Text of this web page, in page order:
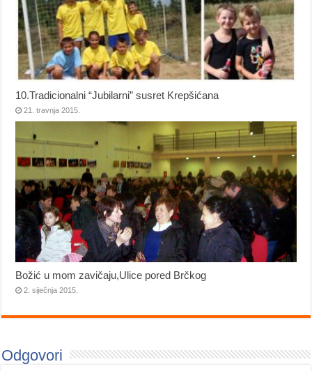
10.Tradicionalni “Jubilarni” susret Krepšićana
21. travnja 2015.
Božić u mom zavičaju,Ulice pored Brčkog
2. siječnja 2015.
Odgovori